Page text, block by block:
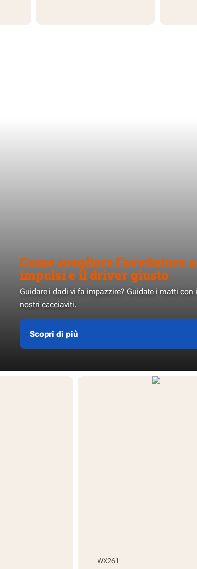
Come scegliere l'avvitatore a
impulsi e il driver giusto
Guidare i dadi vi fa impazzire? Guidate i matti con i
nostri cacciaviti.
Scopri di più
WX261